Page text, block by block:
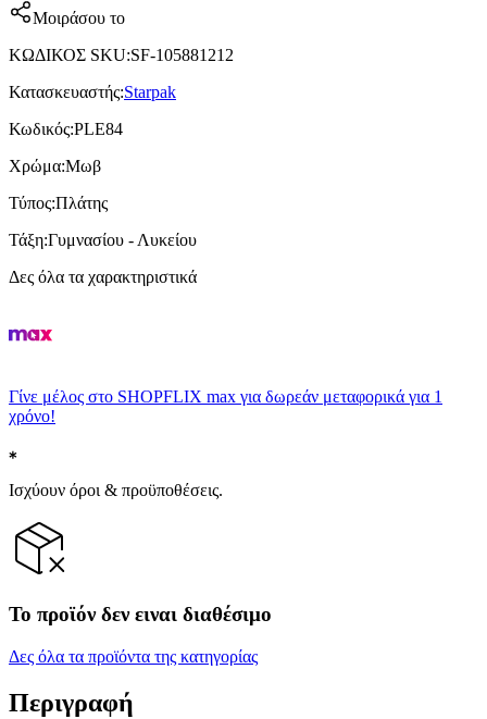
Μοιράσου το
ΚΩΔΙΚΟΣ SKU:SF-105881212
Κατασκευαστής:Starpak
Κωδικός:PLE84
Χρώμα:Μωβ
Τύπος:Πλάτης
Τάξη:Γυμνασίου - Λυκείου
Δες όλα τα χαρακτηριστικά
Γίνε μέλος στο SHOPFLIX max για δωρεάν μεταφορικά για 1
χρόνο!
Ισχύουν όροι & προϋποθέσεις.
Το προϊόν δεν ειναι διαθέσιμο
Δες όλα τα προϊόντα της κατηγορίας
Περιγραφή